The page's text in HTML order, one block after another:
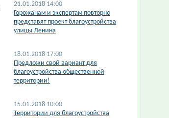
21.01.2018 14:00
Горожанам и экспертам повторно
представят проект благоустройства
улицы Ленина
18.01.2018 17:00
Предложи свой вариант для
благоустройства общественной
территории!
15.01.2018 10:00
Территории для благоустройства